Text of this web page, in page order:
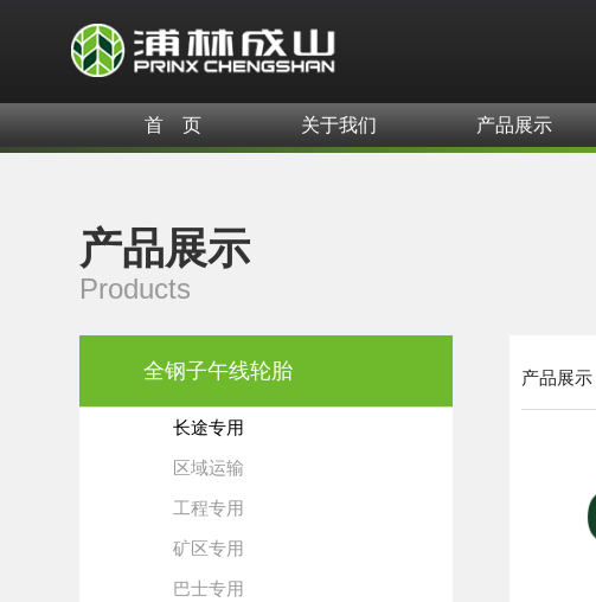
首 页 关于我们 产品展示
产品展示
Products
全钢子午线轮胎
长途专用
区域运输
工程专用
矿区专用
巴士专用
产品展示